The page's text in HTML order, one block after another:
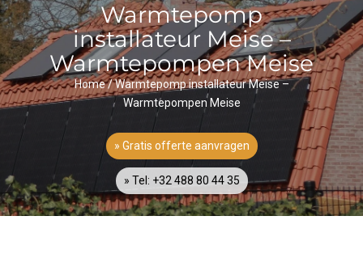
Warmtepomp
installateur Meise –
Warmtepompen Meise
Home/Warmtepomp installateur Meise –
Warmtepompen Meise
» Gratis offerte aanvragen
» Tel: +32 488 80 44 35